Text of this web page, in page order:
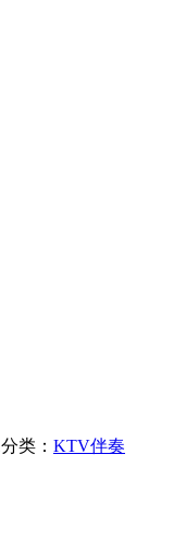
分类： KTV伴奏